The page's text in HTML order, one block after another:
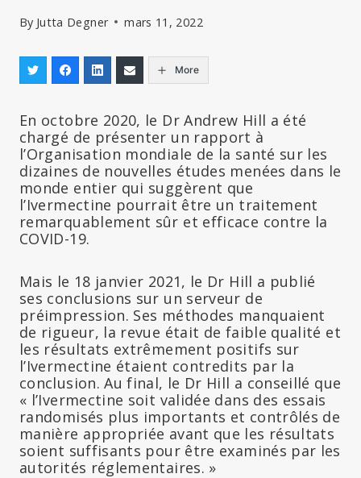
By Jutta Degner mars 11, 2022
More
En octobre 2020, le Dr Andrew Hill a été
chargé de présenter un rapport à
l’Organisation mondiale de la santé sur les
dizaines de nouvelles études menées dans le
monde entier qui suggèrent que
l’Ivermectine pourrait être un traitement
remarquablement sûr et efficace contre la
COVID-19.
Mais le 18 janvier 2021, le Dr Hill a publié
ses conclusions sur un serveur de
préimpression. Ses méthodes manquaient
de rigueur, la revue était de faible qualité et
les résultats extrêmement positifs sur
l’Ivermectine étaient contredits par la
conclusion. Au final, le Dr Hill a conseillé que
« l’Ivermectine soit validée dans des essais
randomisés plus importants et contrôlés de
manière appropriée avant que les résultats
soient suffisants pour être examinés par les
autorités réglementaires. »